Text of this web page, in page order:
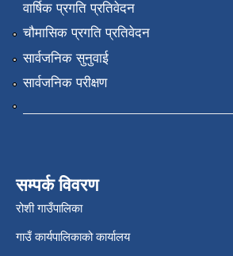
वार्षिक प्रगति प्रतिवेदन
चौमासिक प्रगति प्रतिवेदन
सार्वजनिक सुनुवाई
सार्वजनिक परीक्षण
सम्पर्क विवरण
रोशी गाउँपालिका
गाउँ कार्यपालिकाको कार्यालय